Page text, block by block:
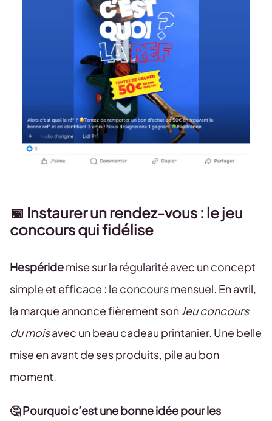
📅 Instaurer un rendez-vous : le jeu
concours qui fidélise
Hespéridemise sur la régularité avec un concept
simple et efficace : le concours mensuel. En avril,
la marque annonce fièrement sonJeu concours
du moisavec un beau cadeau printanier. Une belle
mise en avant de ses produits, pile au bon
moment.
🤔 Pourquoi c’est une bonne idée pour les